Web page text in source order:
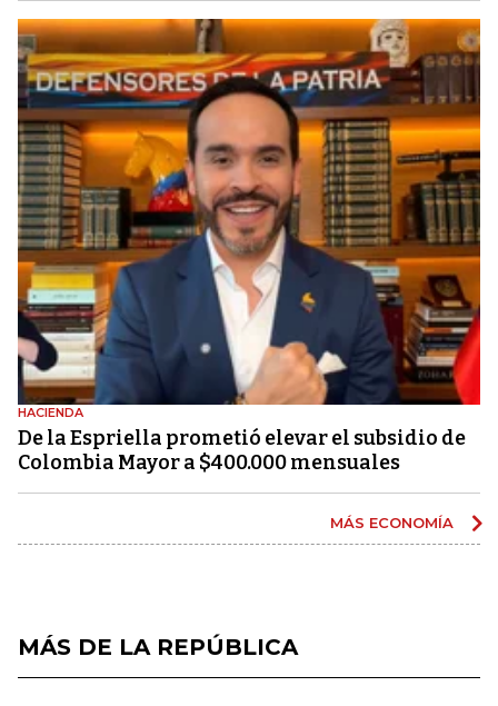
HACIENDA
De la Espriella prometió elevar el subsidio de
Colombia Mayor a $400.000 mensuales
MÁS ECONOMÍA
MÁS DE LA REPÚBLICA